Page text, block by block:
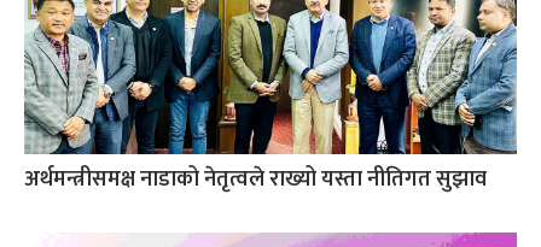
अर्थमन्त्रीसमक्ष नाडाको नेतृत्वले राख्यो यस्ता नीतिगत सुझाव